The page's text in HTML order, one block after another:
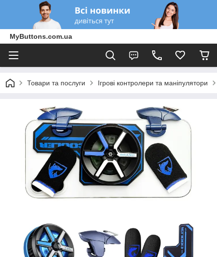
MyButtons.com.ua
Товари та послуги Ігрові контролери та маніпулятори